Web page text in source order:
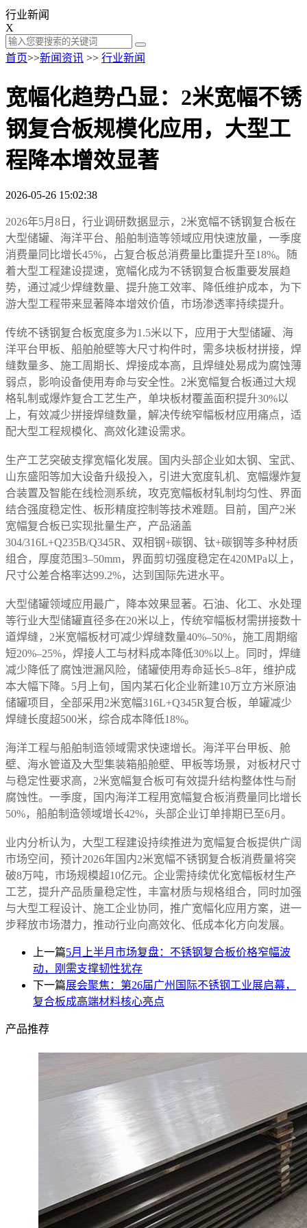
行业新闻
X
首页>>新闻资讯 >> 行业新闻
宽幅化趋势凸显：2米宽幅不锈
钢复合板规模化应用，大型工
程降本增效显著
2026-05-26 15:02:38
2026年5月8日，行业调研数据显示，2米宽幅不锈钢复合板在
大型储罐、海洋平台、船舶制造等领域应用快速放量，一季度
消费量同比增长45%，占复合板总消费量比重提升至18%。随
着大型工程建设提速，宽幅化成为不锈钢复合板重要发展趋
势，通过减少焊缝数量、提升施工效率、降低维护成本，为下
游大型工程带来显著降本增效价值，市场渗透率持续提升。
传统不锈钢复合板宽度多为1.5米以下，应用于大型储罐、海
洋平台甲板、船舶舱壁等大尺寸构件时，需多块板材拼接，焊
缝数量多、施工周期长、焊接成本高，且焊缝处易成为腐蚀薄
弱点，影响设备使用寿命与安全性。2米宽幅复合板通过大规
格轧制或爆炸复合工艺生产，单块板材覆盖面积提升30%以
上，有效减少拼接焊缝数量，解决传统窄幅板材应用痛点，适
配大型工程规模化、高效化建设需求。
生产工艺突破支撑宽幅化发展。国内头部企业如太钢、宝武、
山东盛阳等加大设备升级投入，引进大宽度轧机、宽幅爆炸复
合装置及智能在线检测系统，攻克宽幅板材轧制均匀性、界面
结合强度稳定性、板形精度控制等技术难题。目前，国产2米
宽幅复合板已实现批量生产，产品涵盖
304/316L+Q235B/Q345R、双相钢+碳钢、钛+碳钢等多种材质
组合，厚度范围3–50mm，界面剪切强度稳定在420MPa以上，
尺寸公差合格率达99.2%，达到国际先进水平。
大型储罐领域应用最广，降本效果显著。石油、化工、水处理
等行业大型储罐直径多在20米以上，传统窄幅板材需拼接数十
道焊缝，2米宽幅板材可减少焊缝数量40%–50%，施工周期缩
短20%–25%，焊接人工与材料成本降低30%以上。同时，焊缝
减少降低了腐蚀泄漏风险，储罐使用寿命延长5–8年，维护成
本大幅下降。5月上旬，国内某石化企业新建10万立方米原油
储罐项目，全部采用2米宽幅316L+Q345R复合板，单罐减少
焊缝长度超500米，综合成本降低18%。
海洋工程与船舶制造领域需求快速增长。海洋平台甲板、舱
壁、海水管道及大型集装箱船舱壁、甲板等场景，对板材尺寸
与稳定性要求高，2米宽幅复合板可有效提升结构整体性与耐
腐蚀性。一季度，国内海洋工程用宽幅复合板消费量同比增长
50%，船舶制造领域增长42%，头部企业订单排期已至6月。
业内分析认为，大型工程建设持续推进为宽幅复合板提供广阔
市场空间，预计2026年国内2米宽幅不锈钢复合板消费量将突
破8万吨，市场规模超10亿元。企业需持续优化宽幅板材生产
工艺，提升产品质量稳定性，丰富材质与规格组合，同时加强
与大型工程设计、施工企业协同，推广宽幅化应用方案，进一
步释放市场潜力，推动行业向高效化、低成本化方向发展。
上一篇5月上半月市场复盘：不锈钢复合板价格窄幅波
动，刚需支撑韧性犹存
下一篇展会聚焦：第26届广州国际不锈钢工业展启幕，
复合板成高端材料核心亮点
产品推荐